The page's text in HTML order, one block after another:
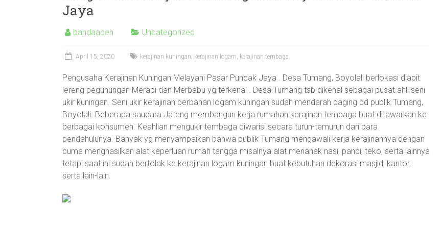
Jaya
bandaaceh Uncategorized
April 15, 2020 kerajinan kuningan, kerajinan logam, kerajinan tembaga
Pengusaha Kerajinan Kuningan Melayani Pasar Puncak Jaya . Desa Tumang, Boyolali berlokasi diapit
lereng pegunungan Merapi dan Merbabu yg terkenal . Desa Tumang tsb dikenal sebagai pusat ahli seni
ukir kuningan. Seni ukir kerajinan berbahan logam kuningan sudah mendarah daging pd publik Tumang,
Boyolali. Beberapa saudara Jateng membangun kerja rumahan kerajinan tembaga buat ditawarkan ke
berbagai konsumen. Keahlian mengukir tembaga diwarisi secara turun-temurun dari para
pendahulunya. Banyak yg menyampaikan bahwa publik Tumang mengawali kerja kerajinannya dengan
cuma menghasilkan alat keperluan rumah tangga misalnya alat menanak nasi, panci, teko, serta lainnya
tetapi saat ini sudah bertolak ke kerajinan logam kuningan buat kebutuhan dekorasi masjid, kantor,
serta lain-lain.